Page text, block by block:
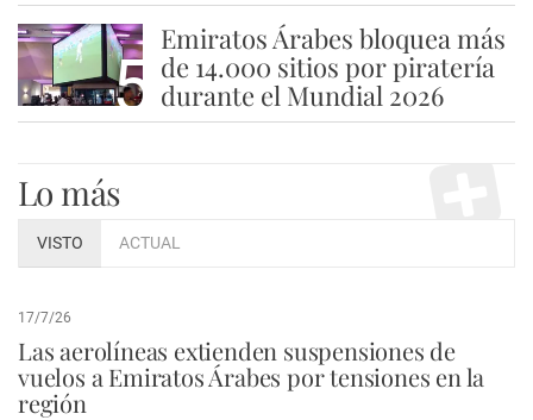
5
Emiratos Árabes bloquea más
de 14.000 sitios por piratería
durante el Mundial 2026
Lo más
VISTO ACTUAL
17/7/26
Las aerolíneas extienden suspensiones de
vuelos a Emiratos Árabes por tensiones en la
región